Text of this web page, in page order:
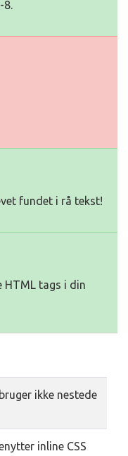
8.
fundet i rå tekst!
HTML tags i din
ikke nestede
inline CSS